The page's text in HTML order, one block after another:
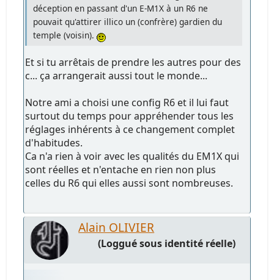
déception en passant d'un E-M1X à un R6 ne
pouvait qu'attirer illico un (confrère) gardien du
temple (voisin).
Et si tu arrêtais de prendre les autres pour des
c... ça arrangerait aussi tout le monde...
Notre ami a choisi une config R6 et il lui faut
surtout du temps pour appréhender tous les
réglages inhérents à ce changement complet
d'habitudes.
Ca n'a rien à voir avec les qualités du EM1X qui
sont réelles et n'entache en rien non plus
celles du R6 qui elles aussi sont nombreuses.
Alain OLIVIER
(Loggué sous identité réelle)